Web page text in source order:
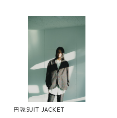
円環SUIT JACKET